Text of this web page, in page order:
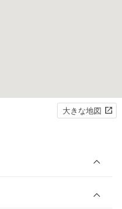
大きな地図